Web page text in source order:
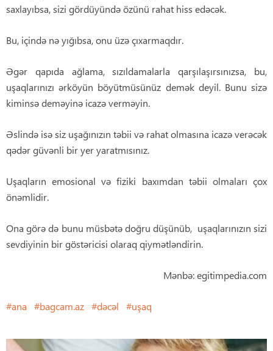
saxlayıbsa, sizi gördüyündə özünü rahat hiss edəcək.
Bu, içində nə yığıbsa, onu üzə çıxarmaqdır.
Əgər qapıda ağlama, sızıldamalarla qarşılaşırsınızsa, bu,
uşaqlarınızı ərköyün böyütmüsünüz demək deyil. Bunu sizə
kiminsə deməyinə icazə verməyin.
Əslində isə siz uşağınızın təbii və rahat olmasına icazə verəcək
qədər güvənli bir yer yaratmısınız.
Uşaqların emosional və fiziki baxımdan təbii olmaları çox
önəmlidir.
Ona görə də bunu müsbətə doğru düşünüb, uşaqlarınızın sizi
sevdiyinin bir göstəricisi olaraq qiymətləndirin.
Mənbə: egitimpedia.com
ana bagcam.az dəcəl uşaq